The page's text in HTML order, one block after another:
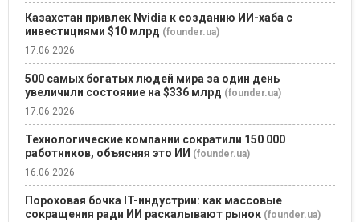
Казахстан привлек Nvidia к созданию ИИ-хаба с
инвестициями $10 млрд (founder.ua)
17.06.2026
500 самых богатых людей мира за один день
увеличили состояние на $336 млрд (founder.ua)
17.06.2026
Технологические компании сократили 150 000
работников, объясняя это ИИ (founder.ua)
16.06.2026
Пороховая бочка IT-индустрии: как массовые
сокращения ради ИИ раскалывают рынок (founder.ua)